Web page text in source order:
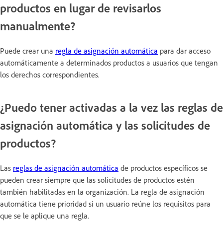
productos en lugar de revisarlos
manualmente?
Puede crear una regla de asignación automática para dar acceso
automáticamente a determinados productos a usuarios que tengan
los derechos correspondientes.
¿Puedo tener activadas a la vez las reglas de
asignación automática y las solicitudes de
productos?
Las reglas de asignación automática de productos específicos se
pueden crear siempre que las solicitudes de productos estén
también habilitadas en la organización. La regla de asignación
automática tiene prioridad si un usuario reúne los requisitos para
que se le aplique una regla.